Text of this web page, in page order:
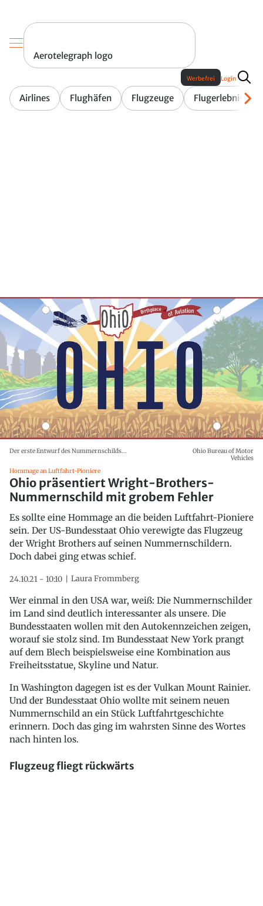
Aerotelegraph logo
Airlines Flughäfen Flugzeuge Flugerlebnis
Werbefrei Login
Der erste Entwurf des Nummernschilds...
Ohio Bureau of Motor
Vehicles
Hommage an Luftfahrt-Pioniere
Ohio präsentiert Wright-Brothers-
Nummernschild mit grobem Fehler
Es sollte eine Hommage an die beiden Luftfahrt-Pioniere
sein. Der US-Bundesstaat Ohio verewigte das Flugzeug
der Wright Brothers auf seinen Nummernschildern.
Doch dabei ging etwas schief.
24.10.21 - 10:10 Laura Frommberg
Wer einmal in den USA war, weiß: Die Nummernschilder
im Land sind deutlich interessanter als unsere. Die
Bundesstaaten wollen mit den Autokennzeichen zeigen,
worauf sie stolz sind. Im Bundesstaat New York prangt
auf dem Blech beispielsweise eine Kombination aus
Freiheitsstatue, Skyline und Natur.
In Washington dagegen ist es der Vulkan Mount Rainier.
Und der Bundesstaat Ohio wollte mit seinem neuen
Nummernschild an ein Stück Luftfahrtgeschichte
erinnern. Doch das ging im wahrsten Sinne des Wortes
nach hinten los.
Flugzeug fliegt rückwärts